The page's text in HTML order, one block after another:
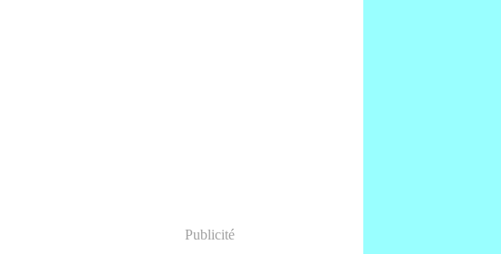
Publicité